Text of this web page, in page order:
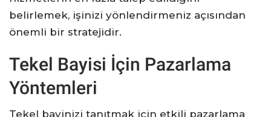
belirlemek, işinizi yönlendirmeniz açısından
önemli bir stratejidir.
Tekel Bayisi İçin Pazarlama
Yöntemleri
Tekel bayinizi tanıtmak için etkili pazarlama